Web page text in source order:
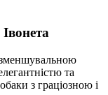
зменшувальною
та
з граціозною і